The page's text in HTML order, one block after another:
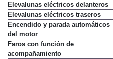
Elevalunas eléctricos delanteros
Elevalunas eléctricos traseros
Encendido y parada automáticos
del motor
Faros con función de
acompañamiento